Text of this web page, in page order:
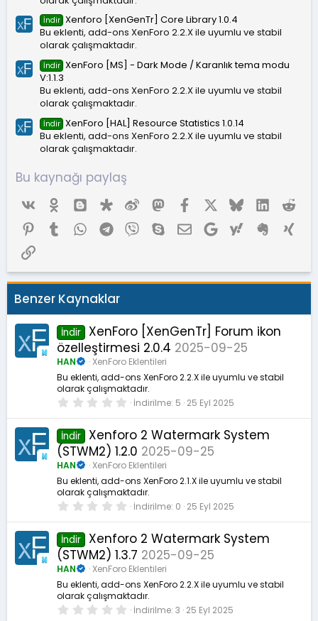
İndir Xenforo [XenGenTr] Core Library 1.0.4
Bu eklenti, add-ons XenForo 2.2.X ile uyumlu ve stabil
olarak çalışmaktadır.
İndir XenForo [MS] - Dark Mode / Karanlık tema modu
V:1.1.3
Bu eklenti, add-ons XenForo 2.2.X ile uyumlu ve stabil
olarak çalışmaktadır.
İndir XenForo [HAL] Resource Statistics 1.0.14
Bu eklenti, add-ons XenForo 2.2.X ile uyumlu ve stabil
olarak çalışmaktadır.
Bu kaynağı paylaş
Vk Ok BloggerDiaspora
Weibo MastodonFacebookX (Twitter)
BlueskyLinkedIn
Pinterest
TumblrWhatsAppTelegram
Viber SkypeE-postaGoogleYahoo Evernote
Link
Benzer Kaynaklar
İndir
XenForo [XenGenTr] Forum ikon
özelleştirmesi 2.0.4 2025-09-25
HAN
XenForo Eklentileri
Bu eklenti, add-ons XenForo 2.2.X ile uyumlu ve stabil
olarak çalışmaktadır.
0
0
0
y
ı
d
ı
z
İndirilme 5 25 Eyl 2025
İndir
Xenforo 2 Watermark System
(STWM2) 1.2.0 2025-09-25
HAN
XenForo Eklentileri
Bu eklenti, add-ons XenForo 2.1.X ile uyumlu ve stabil
olarak çalışmaktadır.
0
0
0
y
ı
d
ı
z
İndirilme 0 25 Eyl 2025
İndir
Xenforo 2 Watermark System
(STWM2) 1.3.7 2025-09-25
HAN
XenForo Eklentileri
Bu eklenti, add-ons XenForo 2.2.X ile uyumlu ve stabil
olarak çalışmaktadır.
0 İndirilme 3 25 Eyl 2025